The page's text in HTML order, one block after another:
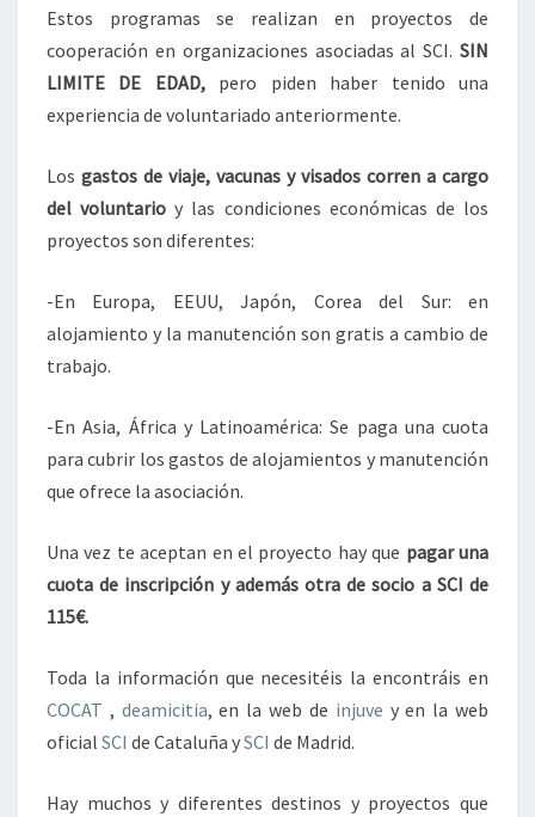
Estos programas se realizan en proyectos de
cooperación en organizaciones asociadas al SCI. SIN
LIMITE DE EDAD,pero piden haber tenido una
experiencia de voluntariado anteriormente.
Los gastos de viaje, vacunas y visados corren a cargo
del voluntario y las condiciones económicas de los
proyectos son diferentes:
-En Europa, EEUU, Japón, Corea del Sur: en
alojamiento y la manutención son gratis a cambio de
trabajo.
-En Asia, África y Latinoamérica: Se paga una cuota
para cubrir los gastos de alojamientos y manutención
que ofrece la asociación.
Una vez te aceptan en el proyecto hay que pagar una
cuota de inscripción y además otra de socio a SCI de
115€.
Toda la información que necesitéis la encontráis en
COCAT , deamicitia, en la web de injuve y en la web
oficial SCI de Cataluña ySCI de Madrid.
Hay muchos y diferentes destinos y proyectos que